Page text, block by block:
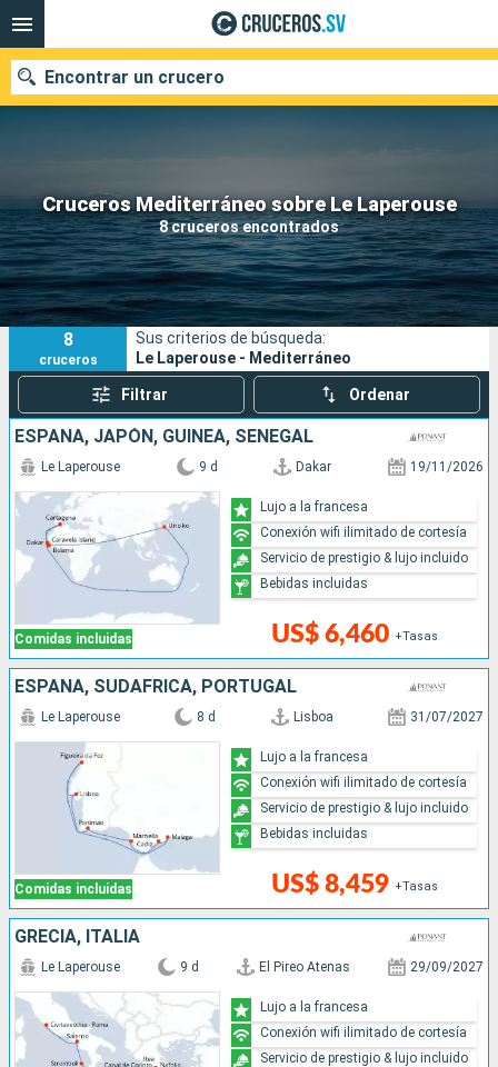
Cruceros Mediterráneo sobre Le Laperouse
8 cruceros encontrados
Encontrar un crucero
Nuestros destinos
Fecha de salida
Puertos Compañías
Buscar
8
cruceros
Sus criterios de búsqueda:
Le Laperouse - Mediterráneo
Filtrar Ordenar
ESPAÑA, JAPÓN, GUINEA, SENEGAL
Comidas incluidas
Le Laperouse 9 d Dakar 19/11/2026
US$ 6,460 +Tasas
Lujo a la francesa
Conexión wifi ilimitado de cortesía
Servicio de prestigio & lujo incluido
Bebidas incluidas
ESPAÑA, SUDAFRICA, PORTUGAL
Comidas incluidas
Le Laperouse 8 d Lisboa 31/07/2027
US$ 8,459 +Tasas
Lujo a la francesa
Conexión wifi ilimitado de cortesía
Servicio de prestigio & lujo incluido
Bebidas incluidas
GRECIA, ITALIA
Le Laperouse 9 d El Pireo Atenas 29/09/2027
Lujo a la francesa
Conexión wifi ilimitado de cortesía
Servicio de prestigio & lujo incluido